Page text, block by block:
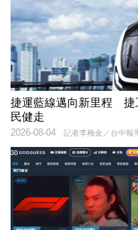
捷運藍線邁向新里程 捷
民健走
記者李梅金／台中報
2026-08-04